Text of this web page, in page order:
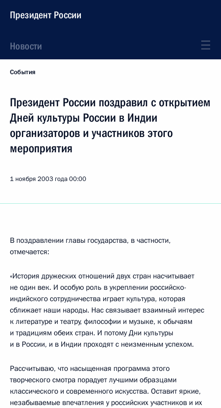
Президент России
Новости
События
Президент России поздравил с открытием
Дней культуры России в Индии
организаторов и участников этого
мероприятия
1 ноября 2003 года00:00
В поздравлении главы государства, в частности,
отмечается:
«История дружеских отношений двух стран насчитывает
не один век. И особую роль в укреплении российско-
индийского сотрудничества играет культура, которая
сближает наши народы. Нас связывает взаимный интерес
к литературе и театру, философии и музыке, к обычаям
и традициям обеих стран. И потому Дни культуры
и в России, и в Индии проходят с неизменным успехом.
Рассчитываю, что насыщенная программа этого
творческого смотра порадует лучшими образцами
классического и современного искусства. Оставит яркие,
незабываемые впечатления у российских участников и их